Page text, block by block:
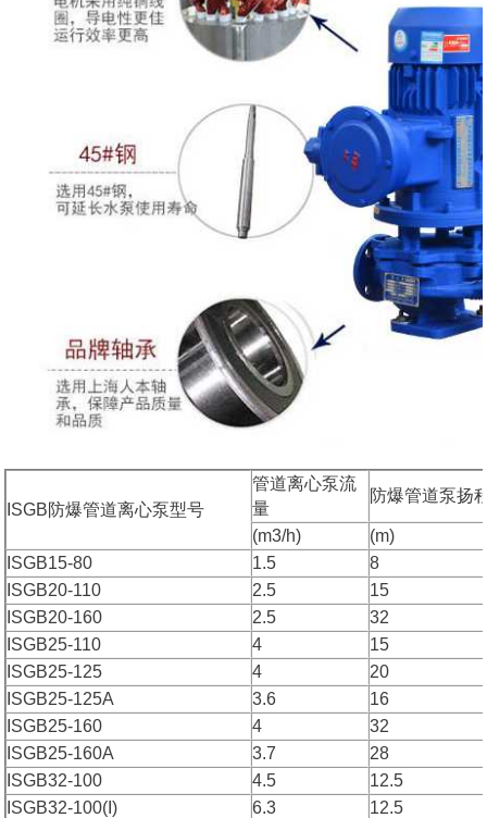
ISGB防爆管道离心泵型号
管道离心泵流
量
防爆管道泵扬
(m3/h)
(m)
ISGB15-80
1.5
8
ISGB20-110
2.5
15
ISGB20-160
2.5
32
ISGB25-110
4
15
ISGB25-125
4
20
ISGB25-125A
3.6
16
ISGB25-160
4
32
ISGB25-160A
3.7
28
ISGB32-100
4.5
12.5
ISGB32-100(I)
6.3
12.5